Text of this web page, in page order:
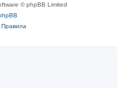
© phpBB Limited
Правила